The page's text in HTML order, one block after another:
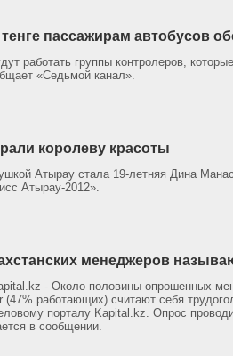
пассажирам автобусов
работать группы контролеров,
«Седьмой канал».
королеву красоты
Атырау стала 19-летняя Дина
Атырау-2012».
менеджеров
- Около половины опрошенных
(47% работающих) считают себя
порталу Kapital.kz. Опрос
в сообщении.